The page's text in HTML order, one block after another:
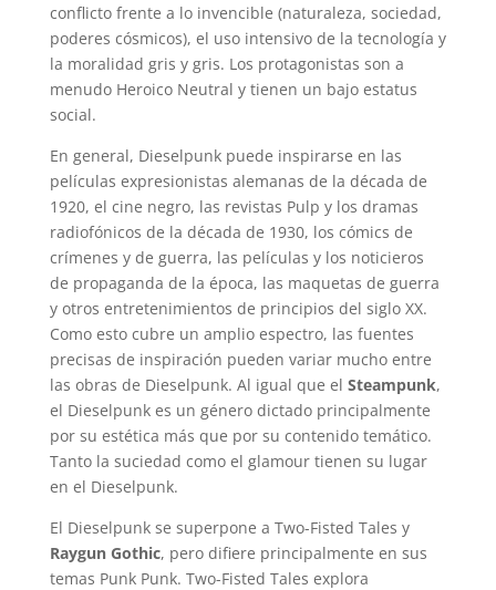
conflicto frente a lo invencible (naturaleza, sociedad,
poderes cósmicos), el uso intensivo de la tecnología y
la moralidad gris y gris. Los protagonistas son a
menudo Heroico Neutral y tienen un bajo estatus
social.
En general, Dieselpunk puede inspirarse en las
películas expresionistas alemanas de la década de
1920, el cine negro, las revistas Pulp y los dramas
radiofónicos de la década de 1930, los cómics de
crímenes y de guerra, las películas y los noticieros
de propaganda de la época, las maquetas de guerra
y otros entretenimientos de principios del siglo XX.
Como esto cubre un amplio espectro, las fuentes
precisas de inspiración pueden variar mucho entre
las obras de Dieselpunk. Al igual que el Steampunk,
el Dieselpunk es un género dictado principalmente
por su estética más que por su contenido temático.
Tanto la suciedad como el glamour tienen su lugar
en el Dieselpunk.
El Dieselpunk se superpone a Two-Fisted Tales y
Raygun Gothic, pero difiere principalmente en sus
temas Punk Punk. Two-Fisted Tales explora